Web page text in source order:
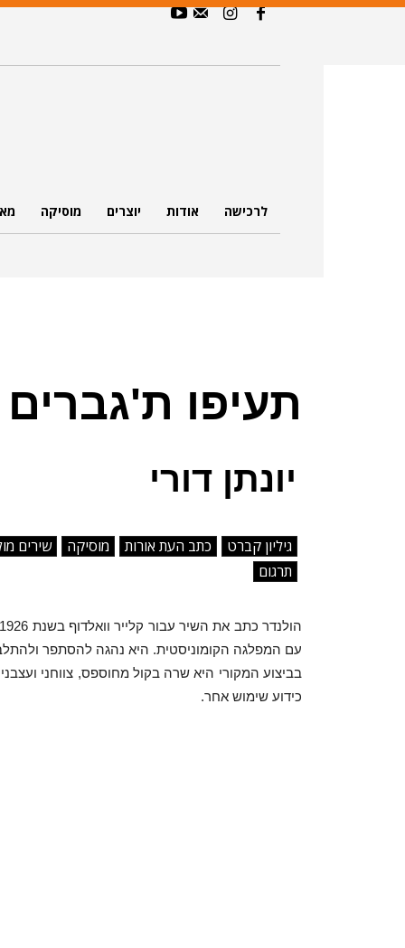
לרכישה אודות יוצרים מוסיקה
תעיפו ת'גברים
יונתן דורי
גיליון קברט כתב העת אורות מוסיקה
שירים
תרגום
עם המפלגה הקומוניסטית. היא נהגה להסתפר
בביצוע המקורי היא שרה בקול מחוספס, צווחני
כידוע שימוש אחר.